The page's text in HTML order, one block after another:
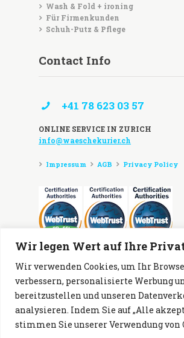
Wir legen Wert auf Ihre
Wir verwenden Cookies, um Ihr
verbessern, personalisierte Werbung
bereitzustellen und unseren
analysieren. Indem Sie auf „Alle
stimmen Sie unserer Verwendung von
Wash & Fold + ironing
Für Firmenkunden
Schuh-Putz & Pflege
Contact Info
+41 78 623 03 57
ONLINE SERVICE IN ZURICH
info@waeschekurier.ch
Impressum AGB Privacy Policy
Zahlungsmöglichkeiten: